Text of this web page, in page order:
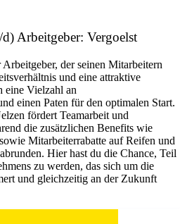
Arbeitgeber: Vergoelst
der seinen Mitarbeitern
und eine attraktive
eine Vielzahl an
einen Paten für den optimalen Start.
fördert Teamarbeit und
die zusätzlichen Benefits wie
Mitarbeiterrabatte auf Reifen und
Hier hast du die Chance, Teil
zu werden, das sich um die
und gleichzeitig an der Zukunft